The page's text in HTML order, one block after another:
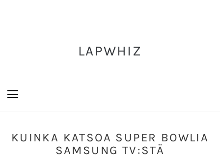
LAPWHIZ
KUINKA KATSOA SUPER BOWLIA
SAMSUNG TV:STÄ